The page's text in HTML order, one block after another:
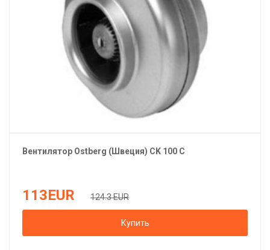
Вентилятор Ostberg (Швеция) CK 100 С
113EUR 124.3 EUR
Купить